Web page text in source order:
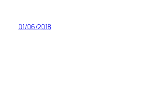
01/06/2018